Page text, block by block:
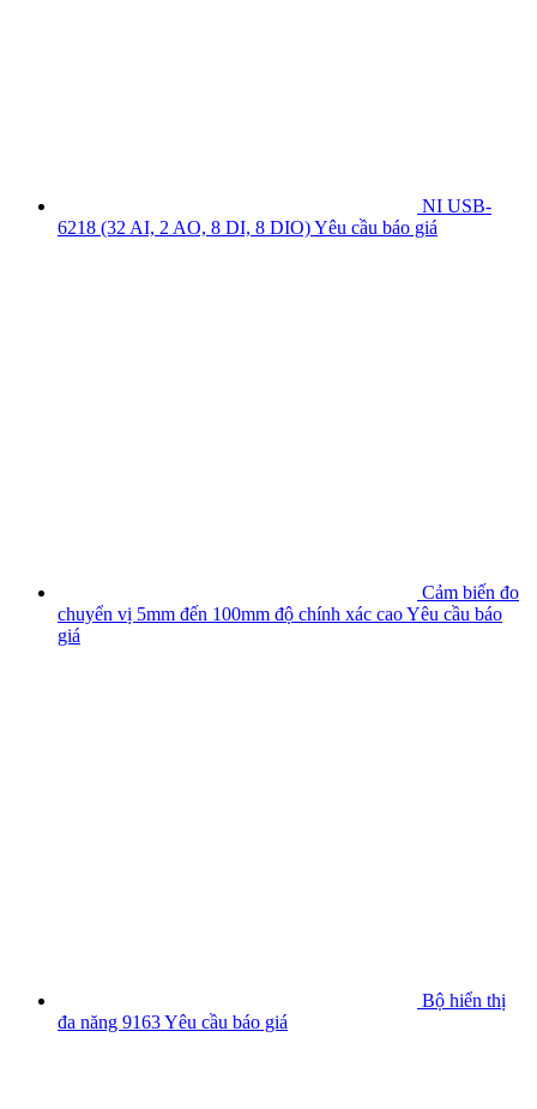
NI USB-
6218 (32 AI, 2 AO, 8 DI, 8 DIO)Yêu cầu báo giá
Cảm biến đo
chuyển vị 5mm đến 100mm độ chính xác caoYêu cầu báo
giá
Bộ hiển thị
đa năng 9163Yêu cầu báo giá